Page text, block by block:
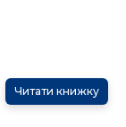
Читати книжку